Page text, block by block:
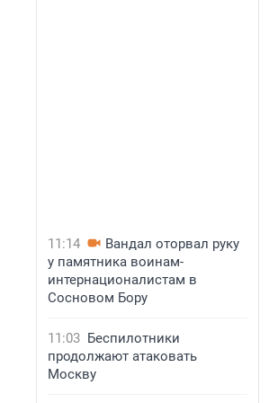
11:14
Вандал оторвал руку
у памятника воинам-
интернационалистам в
Сосновом Бору
11:03 Беспилотники
продолжают атаковать
Москву